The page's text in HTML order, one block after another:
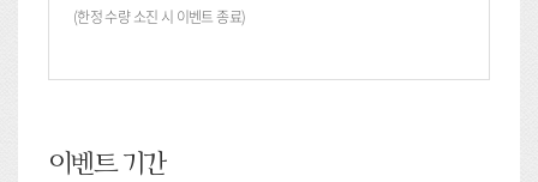
(한정 수량 소진 시 이벤트 종료)
이벤트 기간